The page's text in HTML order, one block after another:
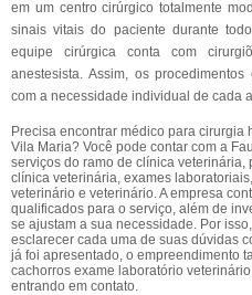
em um centro cirúrgico totalmente
sinais vitais do paciente durante
equipe cirúrgica conta com
anestesista. Assim, os
com a necessidade individual de cada
Precisa encontrar médico para
Vila Maria? Você pode contar com a
serviços do ramo de clínica
clínica veterinária, exames
veterinário e veterinário. A empresa
qualificados para o serviço, além de
se ajustam a sua necessidade. Por
esclarecer cada uma de suas dúvidas
já foi apresentado, o empreendimento
cachorros exame laboratório
entrando em contato.